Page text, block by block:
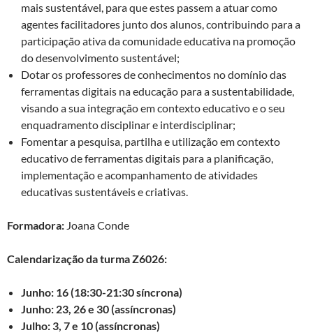
mais sustentável, para que estes passem a atuar como
agentes facilitadores junto dos alunos, contribuindo para a
participação ativa da comunidade educativa na promoção
do desenvolvimento sustentável;
Dotar os professores de conhecimentos no domínio das
ferramentas digitais na educação para a sustentabilidade,
visando a sua integração em contexto educativo e o seu
enquadramento disciplinar e interdisciplinar;
Fomentar a pesquisa, partilha e utilização em contexto
educativo de ferramentas digitais para a planificação,
implementação e acompanhamento de atividades
educativas sustentáveis e criativas.
Formadora: Joana Conde
Calendarização da turma Z6026:
Junho: 16 (18:30-21:30 síncrona)
Junho: 23, 26 e 30 (assíncronas)
Julho: 3, 7 e 10 (assíncronas)